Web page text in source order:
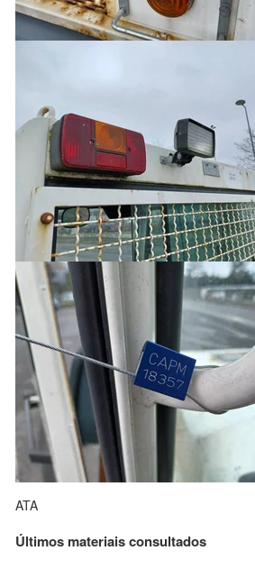
ATA
Últimos materiais consultados